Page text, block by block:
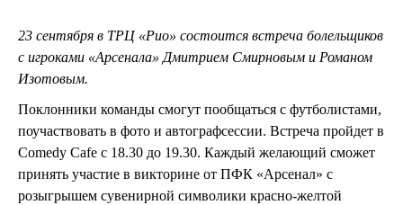
23 сентября в ТРЦ «Рио» состоится встреча болельщиков
с игроками «Арсенала» Дмитрием Смирновым и Романом
Изотовым.
Поклонники команды смогут пообщаться с футболистами,
поучаствовать в фото и автографсессии. Встреча пройдет в
Comedy Cafe с 18.30 до 19.30. Каждый желающий сможет
принять участие в викторине от ПФК «Арсенал» с
розыгрышем сувенирной символики красно-желтой